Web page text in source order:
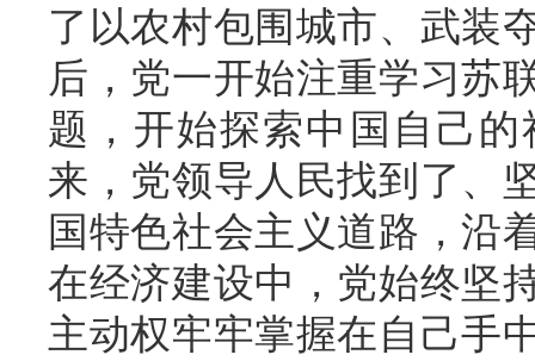
了以农村包围城市、武装
后，党一开始注重学习苏
题，开始探索中国自己
来，党领导人民找到了、
国特色社会主义道路，沿
在经济建设中，党始终坚
主动权牢牢掌握在自己手